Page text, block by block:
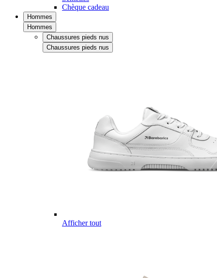
Chèque cadeau
Hommes
Hommes
Chaussures pieds nus
Chaussures pieds nus
Afficher tout